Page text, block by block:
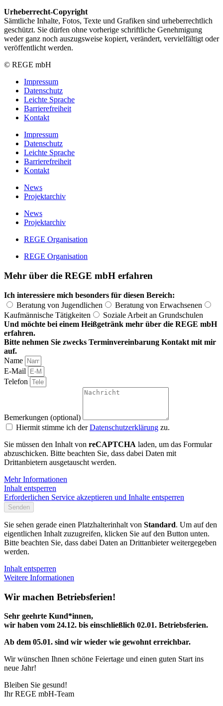
Urheberrecht-Copyright
Sämtliche Inhalte, Fotos, Texte und Grafiken sind urheberrechtlich
geschützt. Sie dürfen ohne vorherige schriftliche Genehmigung
weder ganz noch auszugsweise kopiert, verändert, vervielfältigt oder
veröffentlicht werden.
© REGE mbH
Impressum
Datenschutz
Leichte Sprache
Barrierefreiheit
Kontakt
Impressum
Datenschutz
Leichte Sprache
Barrierefreiheit
Kontakt
News
Projektarchiv
News
Projektarchiv
REGE Organisation
REGE Organisation
Mehr über die REGE mbH erfahren
Ich interessiere mich besonders für diesen Bereich:
Beratung von Jugendlichen
Beratung von Erwachsenen
Kaufmännische Tätigkeiten
Soziale Arbeit an Grundschulen
Und möchte bei einem Heißgetränk mehr über die REGE mbH
erfahren.
Bitte nehmen Sie zwecks Terminvereinbarung Kontakt mit mir
auf.
Name
E-Mail
Telefon
Bemerkungen (optional)
Hiermit stimme ich derDatenschutzerklärung zu.
Sie müssen den Inhalt von reCAPTCHA laden, um das Formular
abzuschicken. Bitte beachten Sie, dass dabei Daten mit
Drittanbietern ausgetauscht werden.
Mehr Informationen
Inhalt entsperren
Erforderlichen Service akzeptieren und Inhalte entsperren
Senden
Sie sehen gerade einen Platzhalterinhalt von Standard. Um auf den
eigentlichen Inhalt zuzugreifen, klicken Sie auf den Button unten.
Bitte beachten Sie, dass dabei Daten an Drittanbieter weitergegeben
werden.
Inhalt entsperren
Weitere Informationen
Wir machen Betriebsferien!
Sehr geehrte Kund*innen,
wir haben vom 24.12. bis einschließlich 02.01. Betriebsferien.
Ab dem 05.01. sind wir wieder wie gewohnt erreichbar.
Wir wünschen Ihnen schöne Feiertage und einen guten Start ins
neue Jahr!
Bleiben Sie gesund!
Ihr REGE mbH-Team